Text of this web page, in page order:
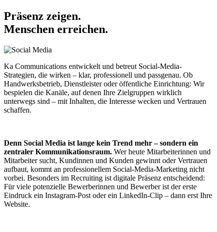
Präsenz zeigen.
Menschen erreichen.
Ka Communications entwickelt und betreut Social-Media-
Strategien, die wirken – klar, professionell und passgenau. Ob
Handwerksbetrieb, Dienstleister oder öffentliche Einrichtung: Wir
bespielen die Kanäle, auf denen Ihre Zielgruppen wirklich
unterwegs sind – mit Inhalten, die Interesse wecken und Vertrauen
schaffen.
Denn Social Media ist lange kein Trend mehr – sondern ein
zentraler Kommunikationsraum. Wer heute Mitarbeiterinnen und
Mitarbeiter sucht, Kundinnen und Kunden gewinnt oder Vertrauen
aufbaut, kommt an professionellem Social-Media-Marketing nicht
vorbei. Besonders im Recruiting ist digitale Präsenz entscheidend:
Für viele potenzielle Bewerberinnen und Bewerber ist der erste
Eindruck ein Instagram-Post oder ein LinkedIn-Clip – dann erst Ihre
Website.